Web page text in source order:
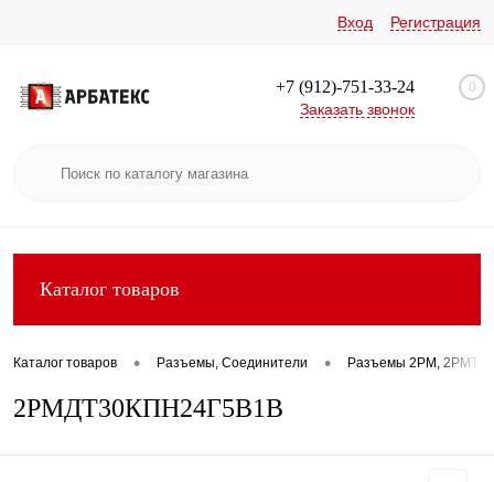
Вход Регистрация
+7 (912)-751-33-24
Заказать звонок
0
Каталог товаров
Каталог товаров • Разъемы, Соединители • Разъемы 2РМ, 2РМТ,
2РМДТ30КПН24Г5В1В